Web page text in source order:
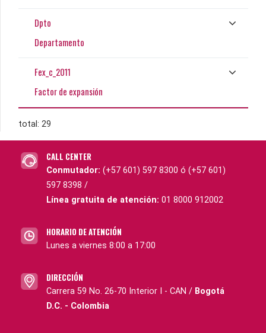
Dpto
Departamento
Fex_c_2011
Factor de expansión
total: 29
CALL CENTER
Conmutador: (+57 601) 597 8300 ó (+57 601)
597 8398 /
Línea gratuita de atención: 01 8000 912002
HORARIO DE ATENCIÓN
Lunes a viernes 8:00 a 17:00
DIRECCIÓN
Carrera 59 No. 26-70 Interior I - CAN / Bogotá
D.C. - Colombia